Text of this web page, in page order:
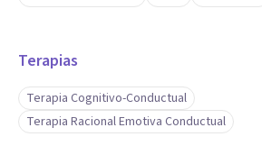
Terapias
Terapia Cognitivo-Conductual
Terapia Racional Emotiva Conductual